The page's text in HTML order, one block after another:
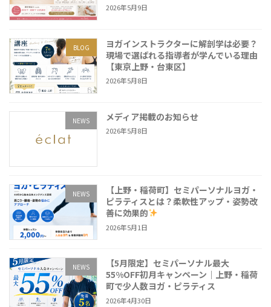
2026年5月9日
BLOG
ヨガインストラクターに解剖学は必要？
現場で選ばれる指導者が学んでいる理由
【東京上野・台東区】
2026年5月8日
NEWS メディア掲載のお知らせ
2026年5月8日
NEWS
【上野・稲荷町】セミパーソナルヨガ・
ピラティスとは？柔軟性アップ・姿勢改
善に効果的
2026年5月1日
NEWS
【5月限定】セミパーソナル最大
55%OFF初月キャンペーン｜上野・稲荷
町で少人数ヨガ・ピラティス
2026年4月30日